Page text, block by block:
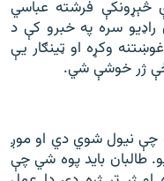
فرشته عباسي
له ازادي راډیو سره په خبرو کې د
وکړه او ټينګار یې
ژر خوشې شي.
چې نیول شوي دي او موږ
طالبان باید پوه شي چې